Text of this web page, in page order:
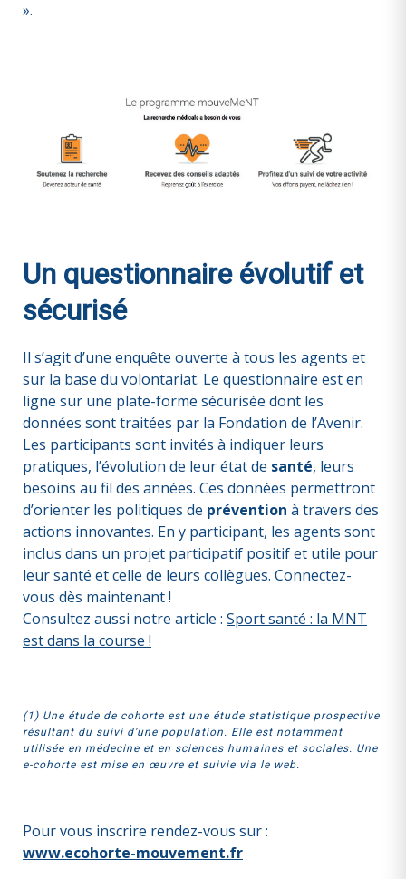
».
Un questionnaire évolutif et
sécurisé
Il s’agit d’une enquête ouverte à tous les agents et
sur la base du volontariat. Le questionnaire est en
ligne sur une plate-forme sécurisée dont les
données sont traitées par la Fondation de l’Avenir.
Les participants sont invités à indiquer leurs
pratiques, l’évolution de leur état de santé, leurs
besoins au fil des années. Ces données permettront
d’orienter les politiques de prévention à travers des
actions innovantes. En y participant, les agents sont
inclus dans un projet participatif positif et utile pour
leur santé et celle de leurs collègues. Connectez-
vous dès maintenant !
Consultez aussi notre article : Sport santé : la MNT
est dans la course !
(1) Une étude de cohorte est une étude statistique prospective
résultant du suivi d’une population. Elle est notamment
utilisée en médecine et en sciences humaines et sociales. Une
e-cohorte est mise en œuvre et suivie via le web.
Pour vous inscrire rendez-vous sur :
www.ecohorte-mouvement.fr